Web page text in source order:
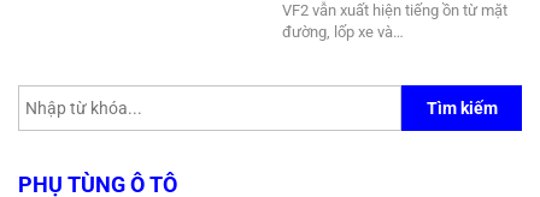
VF2 vẫn xuất hiện tiếng ồn từ mặt
đường, lốp xe và…
Tìm kiếm
PHỤ TÙNG Ô TÔ